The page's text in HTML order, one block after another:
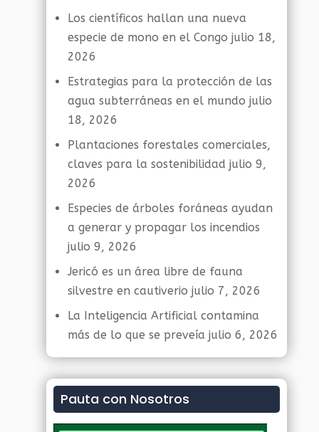
Los científicos hallan una nueva
especie de mono en el Congo julio 18,
2026
Estrategias para la protección de las
agua subterráneas en el mundo julio
18, 2026
Plantaciones forestales comerciales,
claves para la sostenibilidad julio 9,
2026
Especies de árboles foráneas ayudan
a generar y propagar los incendios
julio 9, 2026
Jericó es un área libre de fauna
silvestre en cautiverio julio 7, 2026
La Inteligencia Artificial contamina
más de lo que se preveía julio 6, 2026
Pauta con Nosotros